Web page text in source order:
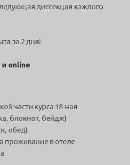
диссекция каждого
за 2 дня!
и online
части курса 18 мая
блокнот, бейдж)
обед)
проживание в отеле